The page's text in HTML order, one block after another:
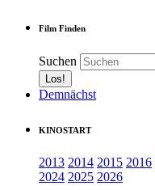
Film Finden
Suchen
Demnächst
KINOSTART
2013 2014 2015 2016
2024 2025 2026